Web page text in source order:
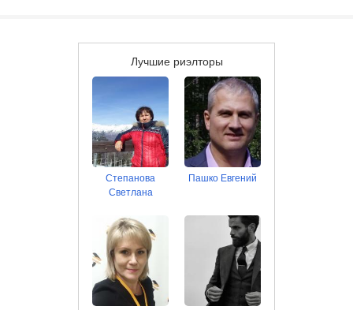
Лучшие риэлторы
Степанова
Светлана
Пашко Евгений